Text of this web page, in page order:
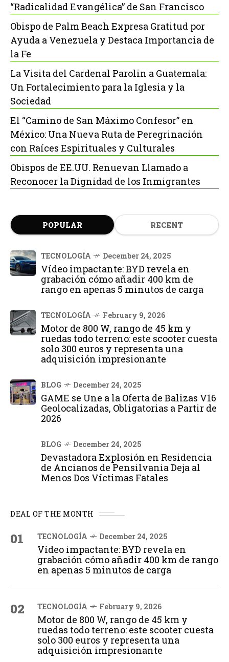
“Radicalidad Evangélica” de San Francisco
Obispo de Palm Beach Expresa Gratitud por
Ayuda a Venezuela y Destaca Importancia de
la Fe
La Visita del Cardenal Parolin a Guatemala:
Un Fortalecimiento para la Iglesia y la
Sociedad
El “Camino de San Máximo Confesor” en
México: Una Nueva Ruta de Peregrinación
con Raíces Espirituales y Culturales
Obispos de EE.UU. Renuevan Llamado a
Reconocer la Dignidad de los Inmigrantes
POPULAR RECENT
TECNOLOGÍA December 24, 2025
Vídeo impactante: BYD revela en
grabación cómo añadir 400 km de
rango en apenas 5 minutos de carga
TECNOLOGÍA February 9, 2026
Motor de 800 W, rango de 45 km y
ruedas todo terreno: este scooter cuesta
solo 300 euros y representa una
adquisición impresionante
BLOG December 24, 2025
GAME se Une a la Oferta de Balizas V16
Geolocalizadas, Obligatorias a Partir de
2026
BLOG December 24, 2025
Devastadora Explosión en Residencia
de Ancianos de Pensilvania Deja al
Menos Dos Víctimas Fatales
DEAL OF THE MONTH
01 TECNOLOGÍA December 24, 2025
Vídeo impactante: BYD revela en
grabación cómo añadir 400 km de rango
en apenas 5 minutos de carga
02 TECNOLOGÍA February 9, 2026
Motor de 800 W, rango de 45 km y
ruedas todo terreno: este scooter cuesta
solo 300 euros y representa una
adquisición impresionante